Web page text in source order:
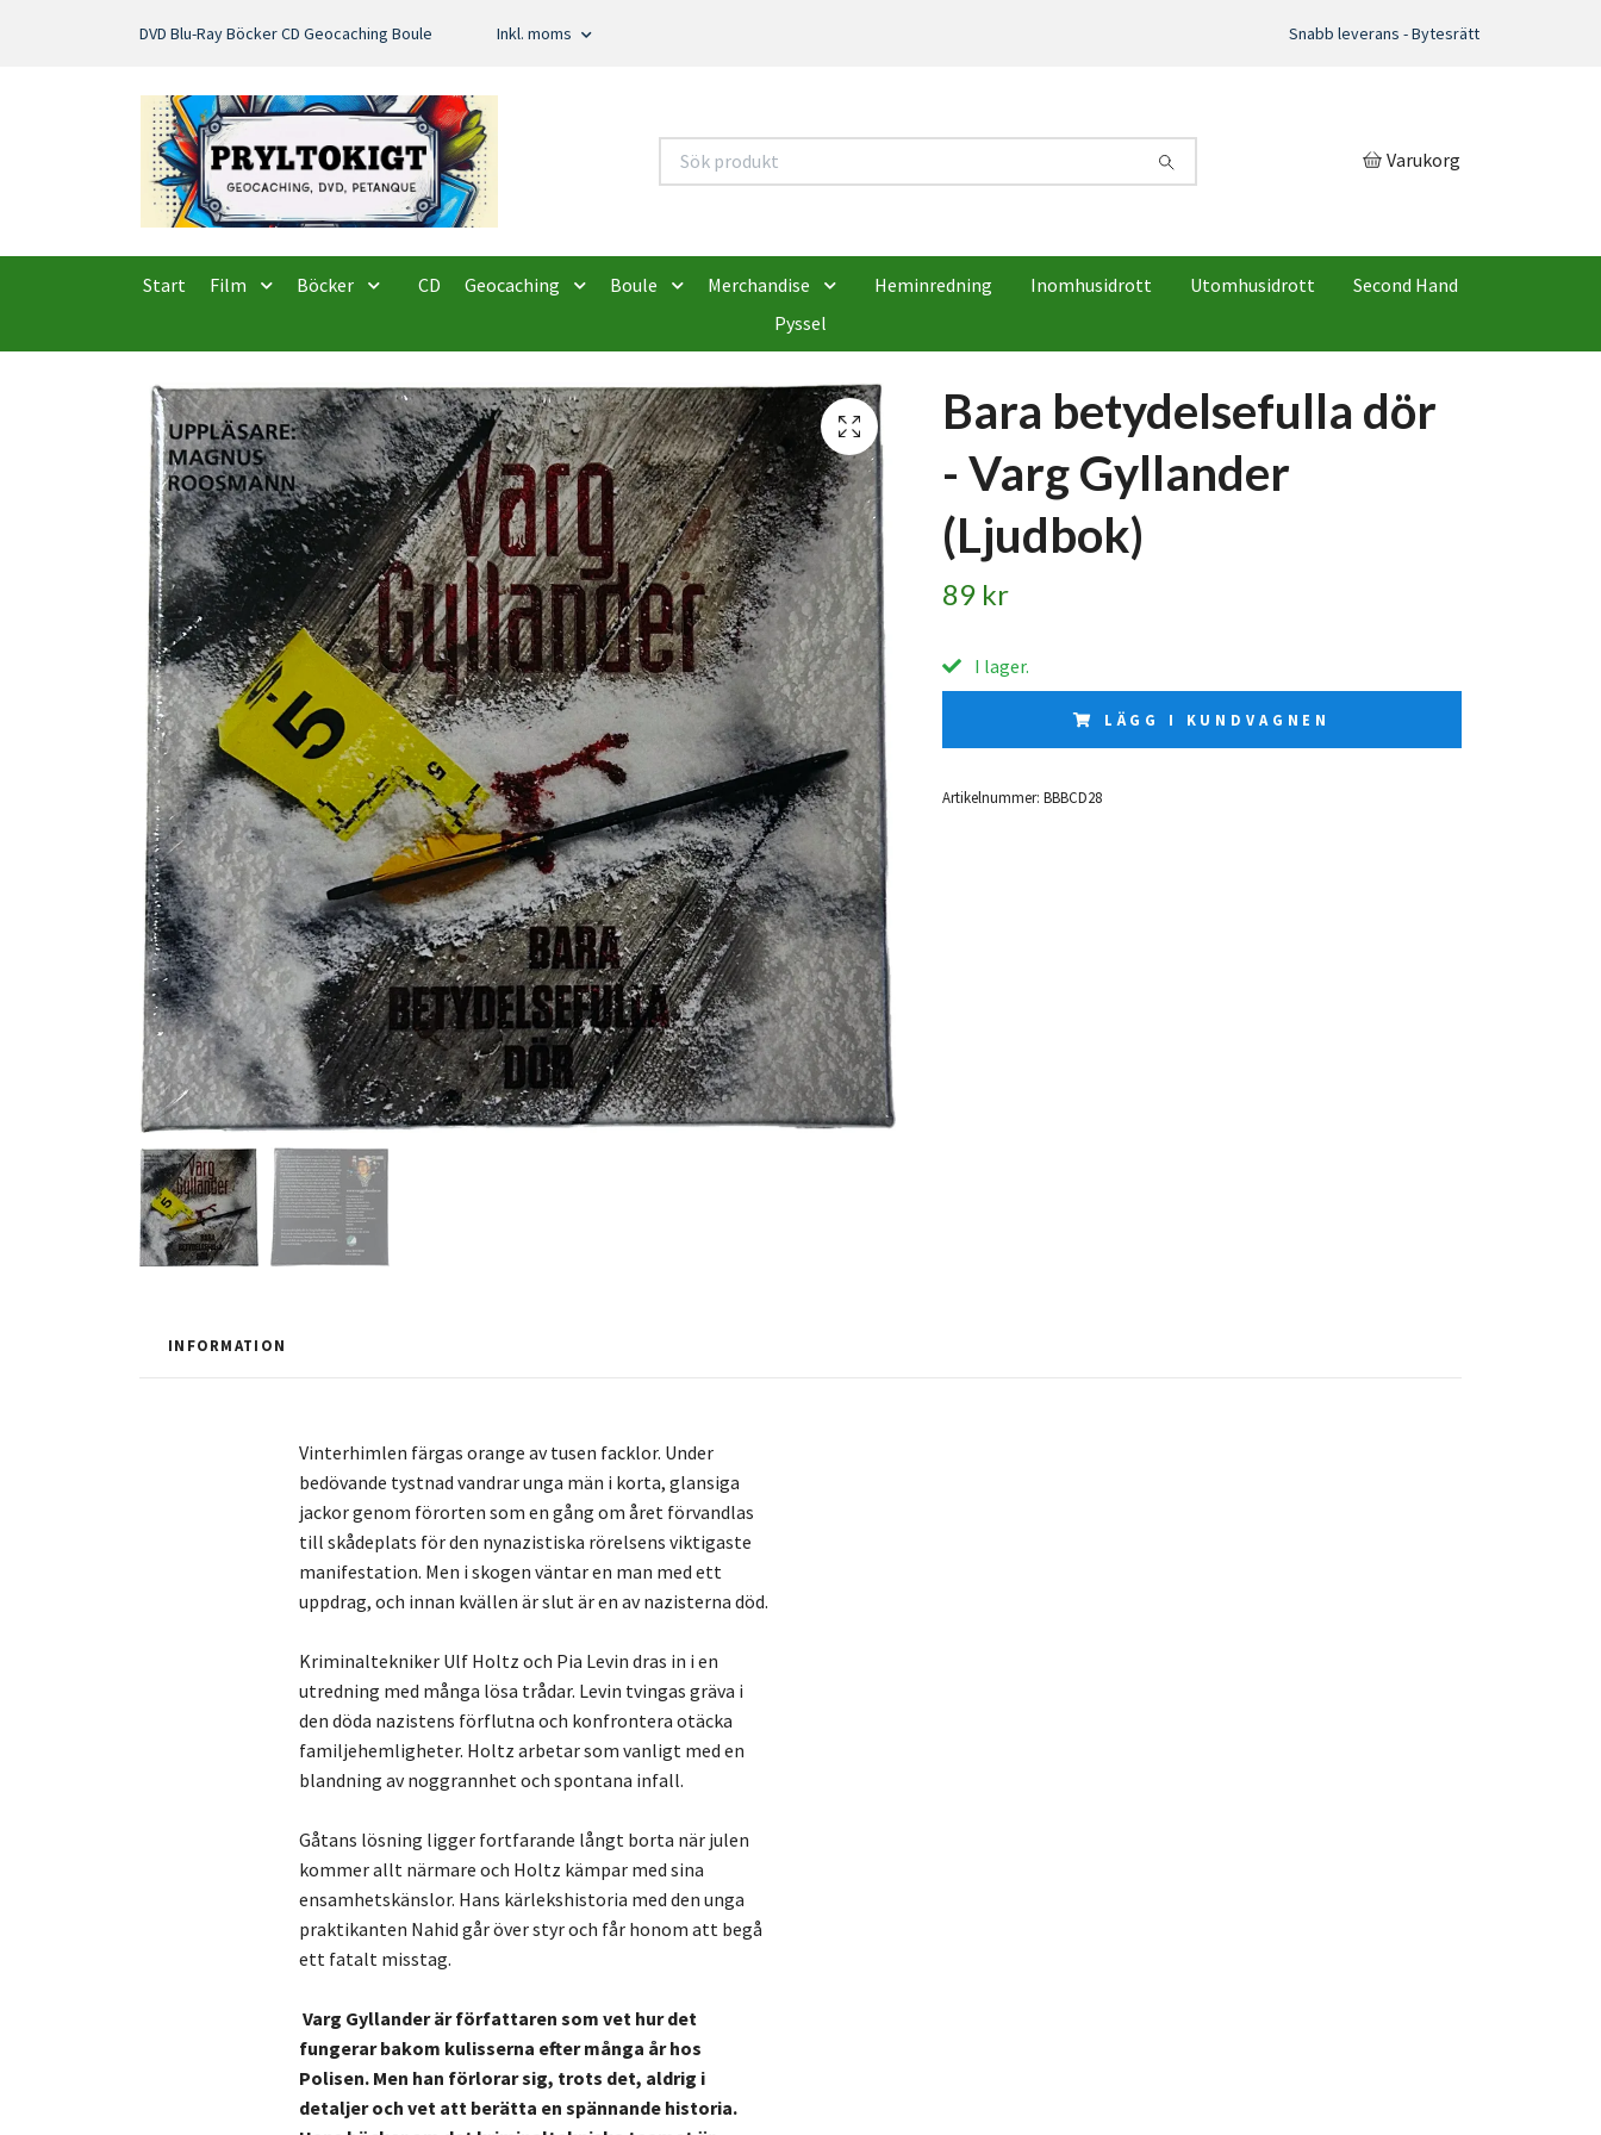
DVD Blu-Ray Böcker CD Geocaching Boule Inkl. moms Snabb leverans - Bytesrätt
Varukorg
Start Film Böcker CD Geocaching Boule Merchandise Heminredning Inomhusidrott Utomhusidrott
Second Hand
Pyssel
Bara betydelsefulla dör
- Varg Gyllander
(Ljudbok)
89 kr
I lager.
LÄGG I KUNDVAGNEN
Artikelnummer: BBBCD28
INFORMATION
Vinterhimlen färgas orange av tusen facklor. Under
bedövande tystnad vandrar unga män i korta, glansiga
jackor genom förorten som en gång om året förvandlas
till skådeplats för den nynazistiska rörelsens viktigaste
manifestation. Men i skogen väntar en man med ett
uppdrag, och innan kvällen är slut är en av nazisterna död.
Kriminaltekniker Ulf Holtz och Pia Levin dras in i en
utredning med många lösa trådar. Levin tvingas gräva i
den döda nazistens förflutna och konfrontera otäcka
familjehemligheter. Holtz arbetar som vanligt med en
blandning av noggrannhet och spontana infall.
Gåtans lösning ligger fortfarande långt borta när julen
kommer allt närmare och Holtz kämpar med sina
ensamhetskänslor. Hans kärlekshistoria med den unga
praktikanten Nahid går över styr och får honom att begå
ett fatalt misstag.
Varg Gyllander är författaren som vet hur det
fungerar bakom kulisserna efter många år hos
Polisen. Men han förlorar sig, trots det, aldrig i
detaljer och vet att berätta en spännande historia.